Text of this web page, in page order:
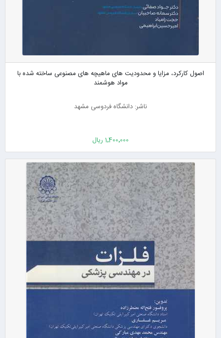
اصول کارکرد، مزایا و محدودیت های ماهیچه های مصنوعی ساخته شده با
مواد هوشمند
ناشر: دانشگاه فردوسی مشهد
1٬400٬000 ریال